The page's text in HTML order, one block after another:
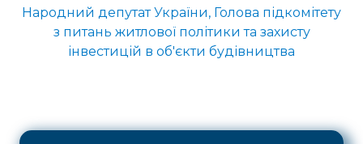
Народний депутат України, Голова підкомітету
з питань житлової політики та захисту
інвестицій в об'єкти будівництва